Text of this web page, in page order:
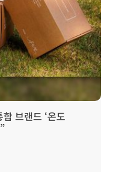
브랜드 ‘온도